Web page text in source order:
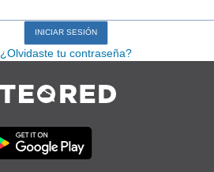
¿Olvidaste tu contraseña?